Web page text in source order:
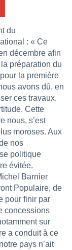
du
: « Ce
décembre afin
préparation du
la première
avons dû, en
ces travaux.
Cette
nous, s’est
moroses. Aux
nos
politique
évitée.
Barnier
Populaire, de
pour finir par
concessions
sur
a conduit à ce
pays n’ait